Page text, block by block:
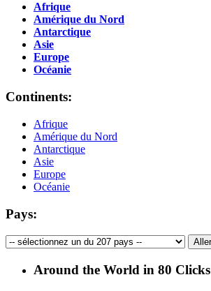
Afrique
Amérique du Nord
Antarctique
Asie
Europe
Océanie
Continents:
Afrique
Amérique du Nord
Antarctique
Asie
Europe
Océanie
Pays:
Around the World in 80 Clicks